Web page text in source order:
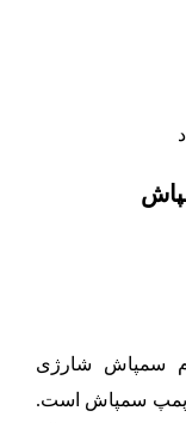
سمپاش شارژی
پمپ سمپاش است.